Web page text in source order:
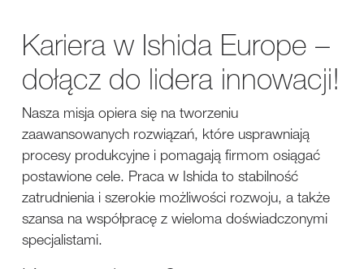
Kariera w Ishida Europe –
dołącz do lidera innowacji!
Nasza misja opiera się na tworzeniu
zaawansowanych rozwiązań, które usprawniają
procesy produkcyjne i pomagają firmom osiągać
postawione cele. Praca w Ishida to stabilność
zatrudnienia i szerokie możliwości rozwoju, a także
szansa na współpracę z wieloma doświadczonymi
specjalistami.